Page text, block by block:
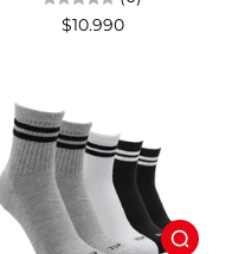
$10.990